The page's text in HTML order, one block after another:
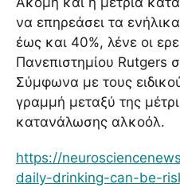
να επηρεάσει τα
έως και 40%, λένε οι
Πανεπιστημίου Rutgers
Σύμφωνα με τους
γραμμή μεταξύ της
κατανάλωσης αλκοόλ.
https://
daily-drinking-can-be-